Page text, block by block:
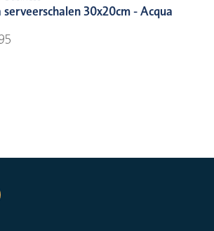
serveerschalen 30x20cm - Acqua